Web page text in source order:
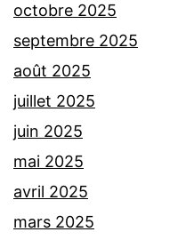
octobre 2025
septembre 2025
août 2025
juillet 2025
juin 2025
mai 2025
avril 2025
mars 2025